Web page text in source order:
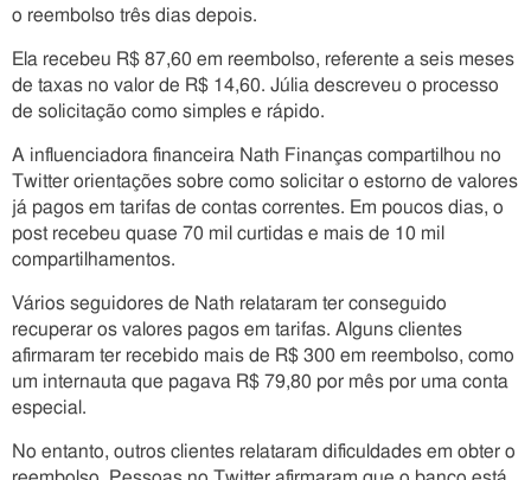
o reembolso três dias depois.
Ela recebeu R$ 87,60 em reembolso, referente a seis meses
de taxas no valor de R$ 14,60. Júlia descreveu o processo
de solicitação como simples e rápido.
A influenciadora financeira Nath Finanças compartilhou no
Twitter orientações sobre como solicitar o estorno de valores
já pagos em tarifas de contas correntes. Em poucos dias, o
post recebeu quase 70 mil curtidas e mais de 10 mil
compartilhamentos.
Vários seguidores de Nath relataram ter conseguido
recuperar os valores pagos em tarifas. Alguns clientes
afirmaram ter recebido mais de R$ 300 em reembolso, como
um internauta que pagava R$ 79,80 por mês por uma conta
especial.
No entanto, outros clientes relataram dificuldades em obter o